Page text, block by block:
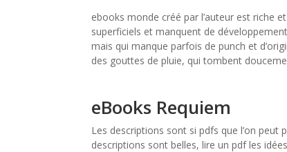
ebooks monde créé par l’auteur est riche
superficiels et manquent de
mais qui manque parfois de punch et
des gouttes de pluie, qui tombent
eBooks Requiem
Les descriptions sont si pdfs que l’on peut
descriptions sont belles, lire un pdf les